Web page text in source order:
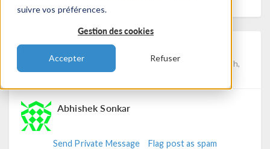
suivre vos préférences.
Gestion des cookies
Accepter Refuser
High Aspect Ratio
Posted 28 août 2025, 04:58 UTC−4
Fluid & Heat, Mesh,
Abhishek Sonkar
Send Private Message Flag post as spam